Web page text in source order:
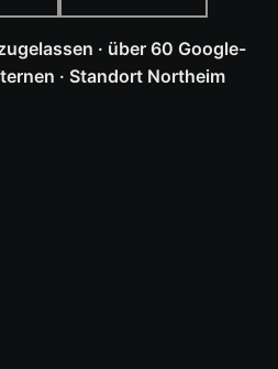
· über 60 Google-
· Standort Northeim